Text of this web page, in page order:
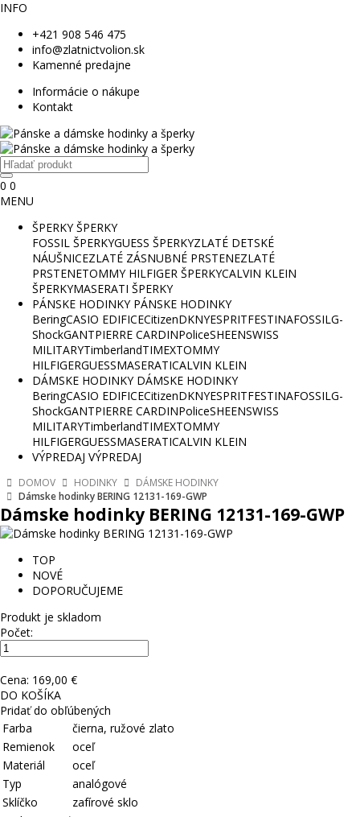
INFO
+421 908 546 475
info@zlatnictvolion.sk
Kamenné predajne
Informácie o nákupe
Kontakt
0 0
MENU
ŠPERKY ŠPERKY
FOSSIL ŠPERKYGUESS ŠPERKYZLATÉ DETSKÉ
NÁUŠNICEZLATÉ ZÁSNUBNÉ PRSTENEZLATÉ
PRSTENETOMMY HILFIGER ŠPERKYCALVIN KLEIN
ŠPERKYMASERATI ŠPERKY
PÁNSKE HODINKY PÁNSKE HODINKY
BeringCASIO EDIFICECitizenDKNYESPRITFESTINAFOSSILG-
ShockGANTPIERRE CARDINPoliceSHEENSWISS
MILITARYTimberlandTIMEXTOMMY
HILFIGERGUESSMASERATICALVIN KLEIN
DÁMSKE HODINKY DÁMSKE HODINKY
BeringCASIO EDIFICECitizenDKNYESPRITFESTINAFOSSILG-
ShockGANTPIERRE CARDINPoliceSHEENSWISS
MILITARYTimberlandTIMEXTOMMY
HILFIGERGUESSMASERATICALVIN KLEIN
VÝPREDAJ VÝPREDAJ
DOMOV HODINKY
DÁMSKE HODINKY
Dámske hodinky BERING 12131-169-GWP
Dámske hodinky BERING 12131-169-GWP
TOP
NOVÉ
DOPORUČUJEME
Produkt je skladom
Počet:
Cena: 169,00 €
DO KOŠÍKA
Pridať do obľúbených
Farba
čierna, ružové zlato
Remienok
oceľ
Materiál
oceľ
Typ
analógové
Sklíčko
zafírové sklo